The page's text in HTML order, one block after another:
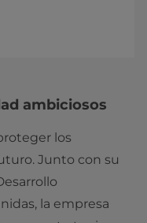
ambiciosos
los
Junto con su
la empresa